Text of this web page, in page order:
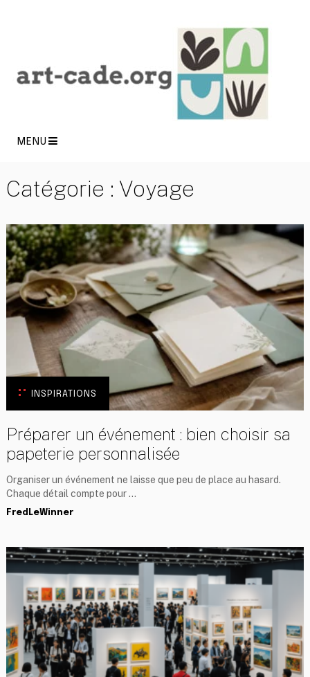
MENU
Catégorie : Voyage
INSPIRATIONS
Préparer un événement : bien choisir sa
papeterie personnalisée
Organiser un événement ne laisse que peu de place au hasard.
Chaque détail compte pour …
FredLeWinner